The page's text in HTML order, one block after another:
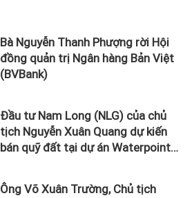
Bà Nguyễn Thanh Phượng rời Hội
đồng quản trị Ngân hàng Bản Việt
(BVBank)
Đầu tư Nam Long (NLG) của chủ
tịch Nguyễn Xuân Quang dự kiến
bán quỹ đất tại dự án Waterpoint,
Ông Võ Xuân Trường, Chủ tịch